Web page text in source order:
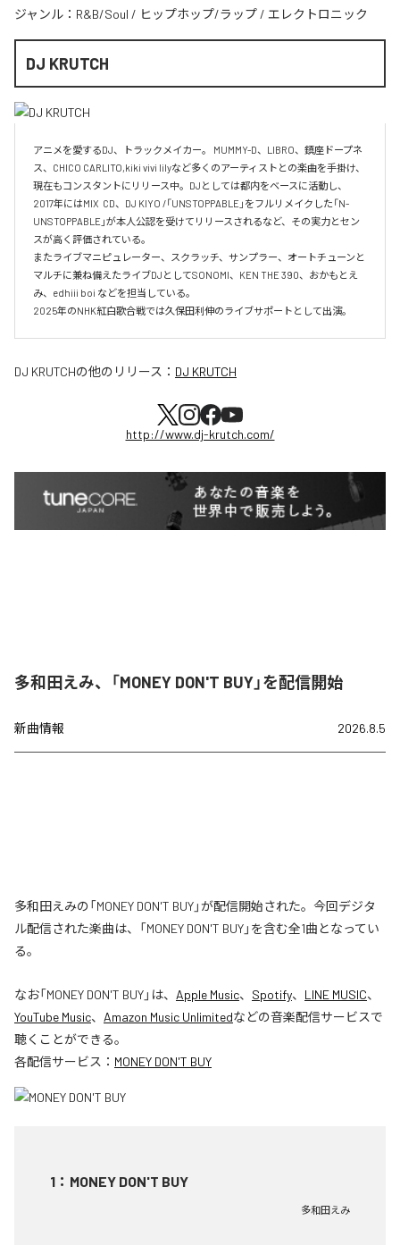
ジャンル： R&B/Soul / ヒップホップ/ラップ / エレクトロニック
DJ KRUTCH
アニメを愛するDJ、トラックメイカー。 MUMMY-D、LIBRO、鎮座ドープネ
ス、CHICO CARLITO,kiki vivi lilyなど多くのアーティストとの楽曲を手掛け、
現在もコンスタントにリリース中。DJとしては都内をベースに活動し、
2017年にはMIX  CD、DJ KIYO /「UNSTOPPABLE」をフルリメイクした「N-
UNSTOPPABLE」が本人公認を受けてリリースされるなど、その実力とセン
スが高く評価されている。
またライブマニピュレーター、スクラッチ、サンプラー、オートチューンと
マルチに兼ね備えたライブDJとしてSONOMI、KEN THE 390、おかもとえ
み、edhiii boi などを担当している。
DJ KRUTCHの他のリリース： DJ KRUTCH
http://www.dj-krutch.com/
多和田えみ、「MONEY DON'T BUY」を配信開始
新曲情報 2026.8.5
多和田えみの「MONEY DON'T BUY」が配信開始された。今回デジタ
ル配信された楽曲は、「MONEY DON'T BUY」を含む全1曲となってい
る。
なお「MONEY DON'T BUY」は、 Apple Music、 Spotify、 LINE MUSIC、
YouTube Music、 Amazon Music Unlimitedなどの音楽配信サービスで
聴くことができる。
各配信サービス： MONEY DON'T BUY
1 ： MONEY DON'T BUY
多和田えみ